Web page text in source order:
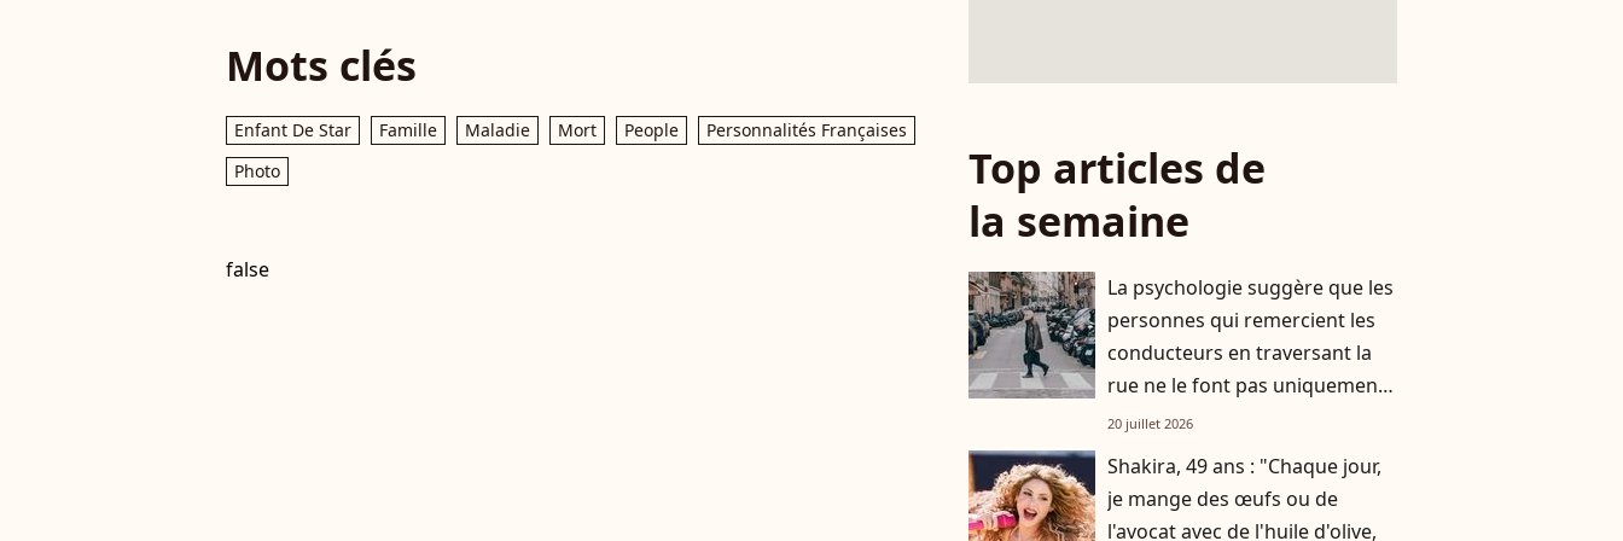
Mots clés
Enfant De Star Famille Maladie Mort People
Personnalités Françaises
Photo
false
Top articles de
la semaine
La psychologie suggère que les
personnes qui remercient les
conducteurs en traversant la
rue ne le font pas uniquement
par gratitude
20 juillet 2026
Shakira, 49 ans : "Chaque jour,
je mange des œufs ou de
l'avocat avec de l'huile d'olive,